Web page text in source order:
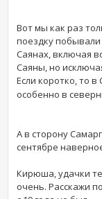
Вот мы как раз
поездку
Саянах, включая
Саяны, но
Если коротко, то
особенно в
А в сторону
сентябре
Кирюша, удачки
очень. Расскажи